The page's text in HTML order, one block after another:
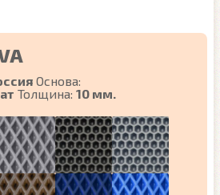
Основа:
Толщина: 10 мм.